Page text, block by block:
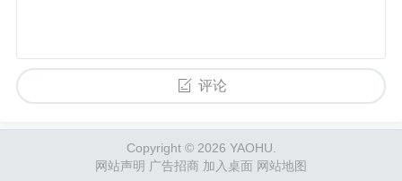
评论
Copyright © 2026 YAOHU.
网站声明 广告招商 加入桌面 网站地图